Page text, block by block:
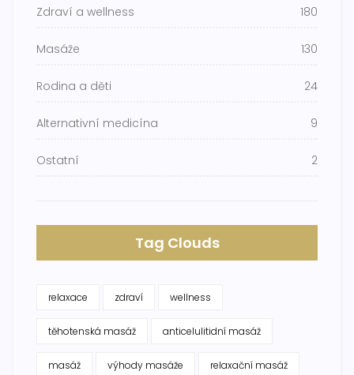
Zdraví a wellness 180
Masáže 130
Rodina a děti 24
Alternativní medicína 9
Ostatní 2
Tag Clouds
relaxace zdraví wellness
těhotenská masáž anticelulitidní masáž
masáž výhody masáže relaxační masáž